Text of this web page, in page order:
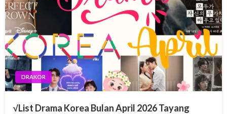
DRAKOR
√List Drama Korea Bulan April 2026 Tayang